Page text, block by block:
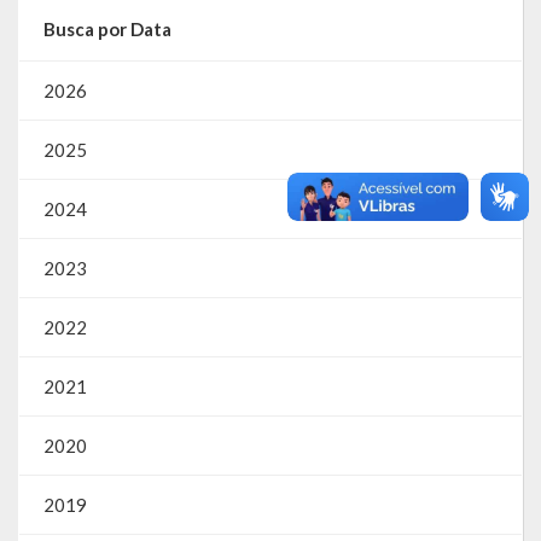
RREO
PPA
LOA
LDO
Busca por Data
2026
2025
2024
2023
2022
2021
2020
2019